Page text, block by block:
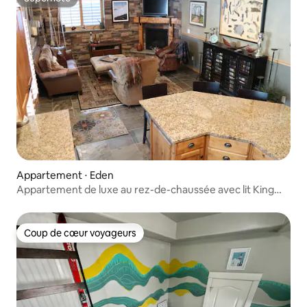
Superhôte
Appartement ⋅ Eden
Appartement de luxe au rez-de-chaussée avec lit King
Coup de cœur voyageurs
Coup de cœur voyageurs